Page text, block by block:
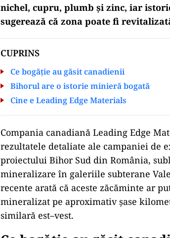
nichel, cupru, plumb și zinc, iar
sugerează că zona poate fi
CUPRINS
Ce bogăție au găsit canadienii
Bihorul are o istorie minieră bogată
Cine e Leading Edge Materials